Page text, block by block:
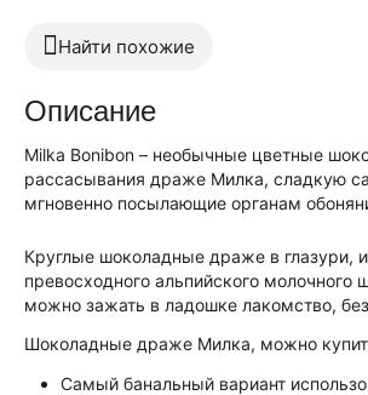
Найти похожие
Описание
Milka Bonibon – необычные цветные
рассасывания драже Милка, сладкую
мгновенно посылающие органам
Круглые шоколадные драже в глазури,
превосходного альпийского
можно зажать в ладошке лакомство,
Шоколадные драже Милка, можно
Самый банальный вариант